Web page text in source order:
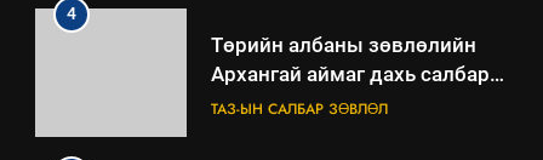
4
Төрийн албаны зөвлөлийн
Архангай аймаг дахь салбар
зөвлөлийн 2025 оны үйл
ТАЗ-ЫН САЛБАР ЗӨВЛӨЛ